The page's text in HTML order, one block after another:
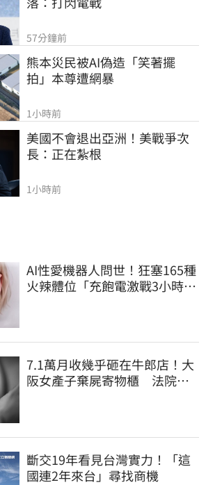
57分鐘前
熊本災民被AI偽造「笑著擺
拍」本尊遭網暴
1小時前
美國不會退出亞洲！美戰爭次
長：正在紮根
1小時前
AI性愛機器人問世！狂塞165種
火辣體位「充飽電激戰3小時」
7.1萬月收幾乎砸在牛郎店！大
阪女產子棄屍寄物櫃 法院
斷交19年看見台灣實力！「這
國連2年來台」尋找商機